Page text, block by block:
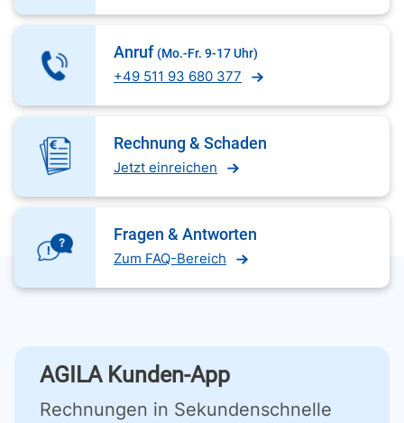
Anruf (Mo.-Fr. 9-17 Uhr)
+49 511 93 680 377
Rechnung & Schaden
Jetzt einreichen
Fragen & Antworten
Zum FAQ-Bereich
AGILA Kunden-App
Rechnungen in Sekundenschnelle